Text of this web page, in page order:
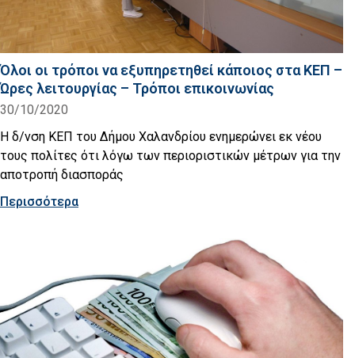
Όλοι οι τρόποι να εξυπηρετηθεί κάποιος στα ΚΕΠ –
Ώρες λειτουργίας – Τρόποι επικοινωνίας
30/10/2020
Η δ/νση ΚΕΠ του Δήμου Χαλανδρίου ενημερώνει εκ νέου
τους πολίτες ότι λόγω των περιοριστικών μέτρων για την
αποτροπή διασποράς
Περισσότερα